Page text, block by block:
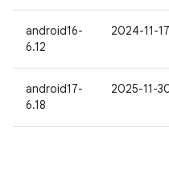
android16-
6.12
2024-11-17
android17-
6.18
2025-11-